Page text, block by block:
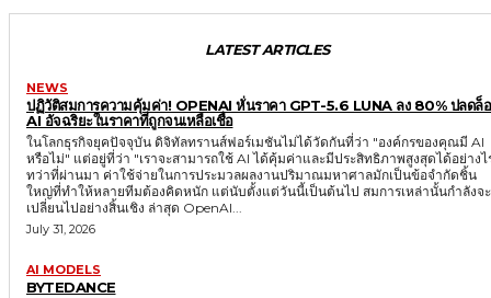
LATEST ARTICLES
NEWS
ปฏิวัติสมการความคุ้มค่า! OPENAI หั่นราคา GPT-5.6 LUNA ลง 80% ปลดล็
AI อัจฉริยะในราคาที่ถูกจนเหลือเชื่อ
ในโลกธุรกิจยุคปัจจุบัน ดิจิทัลทรานส์ฟอร์เมชันไม่ได้วัดกันที่ว่า "องค์กรของคุณมี AI
หรือไม่" แต่อยู่ที่ว่า "เราจะสามารถใช้ AI ได้คุ้มค่าและมีประสิทธิภาพสูงสุดได้อย่างไ
ทว่าที่ผ่านมา ค่าใช้จ่ายในการประมวลผลงานปริมาณมหาศาลมักเป็นข้อจำกัดชิ้น
ใหญ่ที่ทำให้หลายทีมต้องคิดหนัก แต่นับตั้งแต่วันนี้เป็นต้นไป สมการเหล่านั้นกำลังจะ
เปลี่ยนไปอย่างสิ้นเชิง ล่าสุด OpenAI...
July 31, 2026
AI MODELS
BYTEDANCE